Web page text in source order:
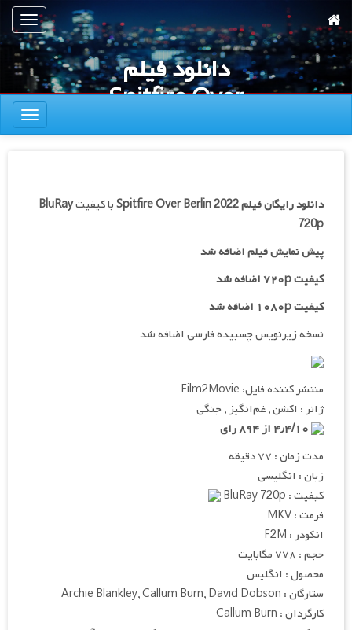
به
محتوای
اصلی
ناوبری
دانلود فیلم
Spitfire Over
Berlin 2022
ناوبری
دانلود رایگان فیلمSpitfire Over Berlin 2022با کیفیتBluRay
720p
پیش نمایش فیلم اضافه شد
کیفیت ۷۲۰p اضافه شد
کیفیت ۱۰۸۰p اضافه شد
نسخه زیرنویس چسبیده فارسی اضافه شد
منتشر کننده فایل: Film2Movie
ژانر : اکشن , غم‌انگیز , جنگی
مدت زمان : ۷۷ دقیقه
زبان : انگلیسی
کیفیت : BluRay 720p
فرمت : MKV
انکودر : F2M
حجم : ۷۷۸ مگابایت
محصول : انگلیس
ستارگان : Archie Blankley, Callum Burn, David Dobson
کارگردان : Callum Burn